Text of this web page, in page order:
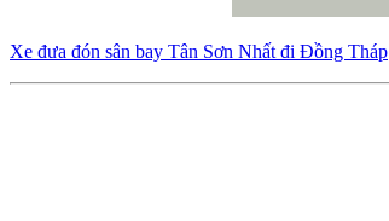
Xe đưa đón sân bay Tân Sơn Nhất đi Đồng Tháp